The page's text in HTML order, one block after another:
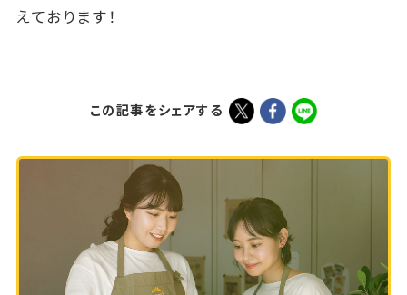
えております！
この記事をシェアする